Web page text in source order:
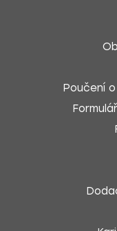
Poučení